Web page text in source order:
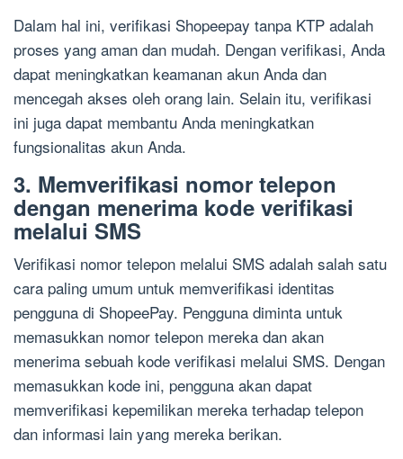
Dalam hal ini, verifikasi Shopeepay tanpa KTP adalah
proses yang aman dan mudah. Dengan verifikasi, Anda
dapat meningkatkan keamanan akun Anda dan
mencegah akses oleh orang lain. Selain itu, verifikasi
ini juga dapat membantu Anda meningkatkan
fungsionalitas akun Anda.
3. Memverifikasi nomor telepon
dengan menerima kode verifikasi
melalui SMS
Verifikasi nomor telepon melalui SMS adalah salah satu
cara paling umum untuk memverifikasi identitas
pengguna di ShopeePay. Pengguna diminta untuk
memasukkan nomor telepon mereka dan akan
menerima sebuah kode verifikasi melalui SMS. Dengan
memasukkan kode ini, pengguna akan dapat
memverifikasi kepemilikan mereka terhadap telepon
dan informasi lain yang mereka berikan.